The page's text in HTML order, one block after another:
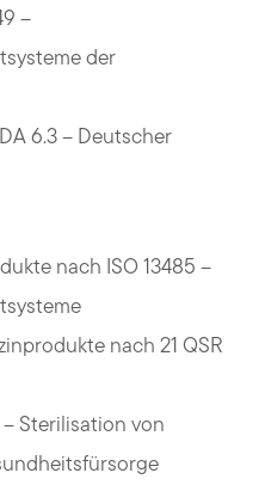
–
der
6.3 – Deutscher
nach ISO 13485 –
nach 21 QSR
– Sterilisation von